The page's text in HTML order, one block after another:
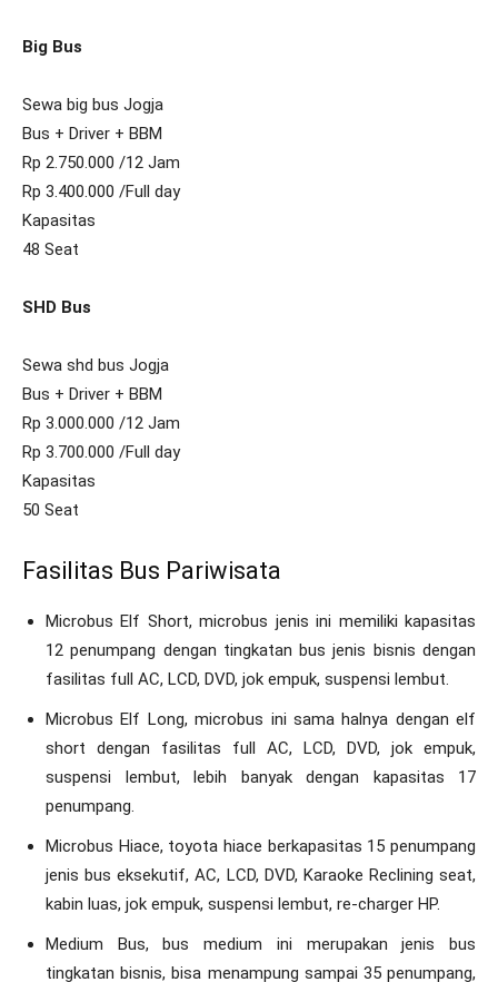
Big Bus
Sewa big bus Jogja
Bus + Driver + BBM
Rp 2.750.000 /12 Jam
Rp 3.400.000 /Full day
Kapasitas
48 Seat
SHD Bus
Sewa shd bus Jogja
Bus + Driver + BBM
Rp 3.000.000 /12 Jam
Rp 3.700.000 /Full day
Kapasitas
50 Seat
Fasilitas Bus Pariwisata
Microbus Elf Short, microbus jenis ini memiliki kapasitas
12 penumpang dengan tingkatan bus jenis bisnis dengan
fasilitas full AC, LCD, DVD, jok empuk, suspensi lembut.
Microbus Elf Long, microbus ini sama halnya dengan elf
short dengan fasilitas full AC, LCD, DVD, jok empuk,
suspensi lembut, lebih banyak dengan kapasitas 17
penumpang.
Microbus Hiace, toyota hiace berkapasitas 15 penumpang
jenis bus eksekutif, AC, LCD, DVD, Karaoke Reclining seat,
kabin luas, jok empuk, suspensi lembut, re-charger HP.
Medium Bus, bus medium ini merupakan jenis bus
tingkatan bisnis, bisa menampung sampai 35 penumpang,